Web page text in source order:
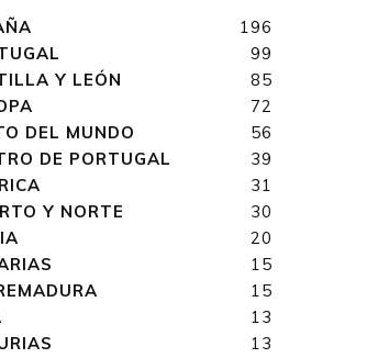
196
99
Y LEÓN
85
72
DEL MUNDO
56
DE PORTUGAL
39
31
Y NORTE
30
20
15
15
13
13